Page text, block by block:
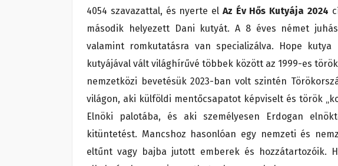
4054 szavazattal, és nyerte el Az Év Hős Kutyája 2024
második helyezett Dani kutyát. A 8 éves német
valamint romkutatásra van specializálva. Hope
kutyájával vált világhírűvé többek között az 1999-es
nemzetközi bevetésük 2023-ban volt szintén
világon, aki külföldi mentőcsapatot képviselt és török
Elnöki palotába, és aki személyesen Erdogan
kitüntetést. Mancshoz hasonlóan egy nemzeti és
eltűnt vagy bajba jutott emberek és hozzátartozóik.